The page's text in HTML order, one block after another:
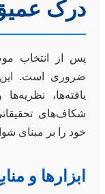
درک
پس از انتخاب
ضروری است. این
یافته‌ها،
شکاف‌های
خود را بر مبنای
ابزارها و